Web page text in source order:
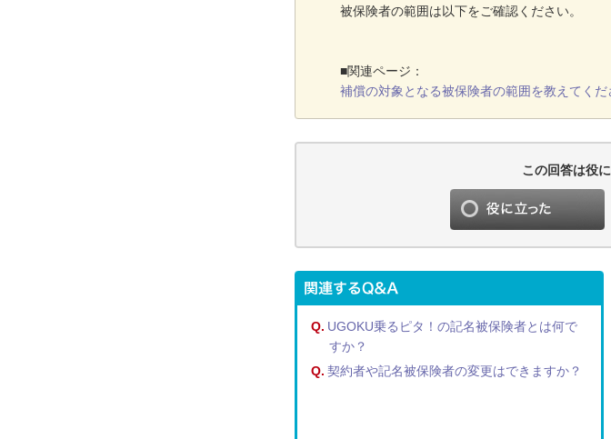
被保険者の範囲は以下をご確認ください。
■関連ページ：
補償の対象となる被保険者の範囲を教えてくだ
この回答は役
Q. UGOKU乗るピタ！の記名被保険者とは何で
すか？
Q. 契約者や記名被保険者の変更はできますか？